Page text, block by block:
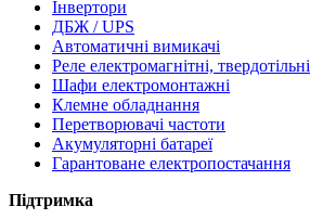
Інвертори
ДБЖ / UPS
Автоматичні вимикачі
Реле електромагнітні, твердотільні
Шафи електромонтажні
Клемне обладнання
Перетворювачі частоти
Акумуляторні батареї
Гарантоване електропостачання
Підтримка